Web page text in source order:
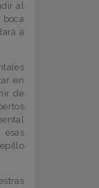
al
a
en
de